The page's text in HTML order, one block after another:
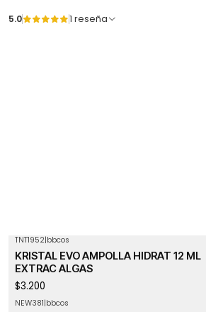
5.0 1 reseña
TNT1952|bbcos
KRISTAL EVO AMPOLLA HIDRAT 12 ML
EXTRAC ALGAS
$3.200
NEW381|bbcos